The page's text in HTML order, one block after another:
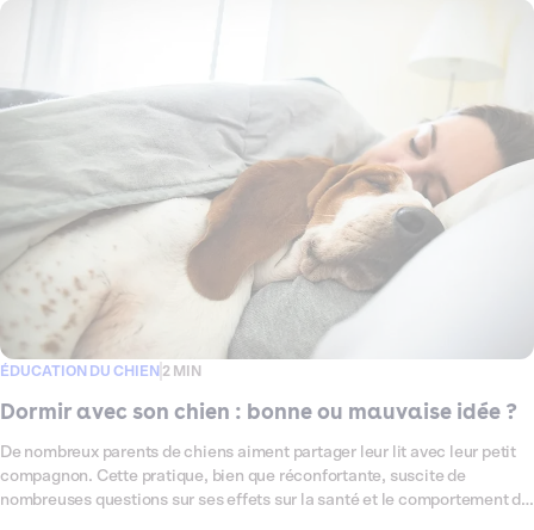
ÉDUCATION DU CHIEN 2 MIN
Dormir avec son chien : bonne ou mauvaise idée ?
De nombreux parents de chiens aiment partager leur lit avec leur petit
compagnon. Cette pratique, bien que réconfortante, suscite de
nombreuses questions sur ses effets sur la santé et le comportement du